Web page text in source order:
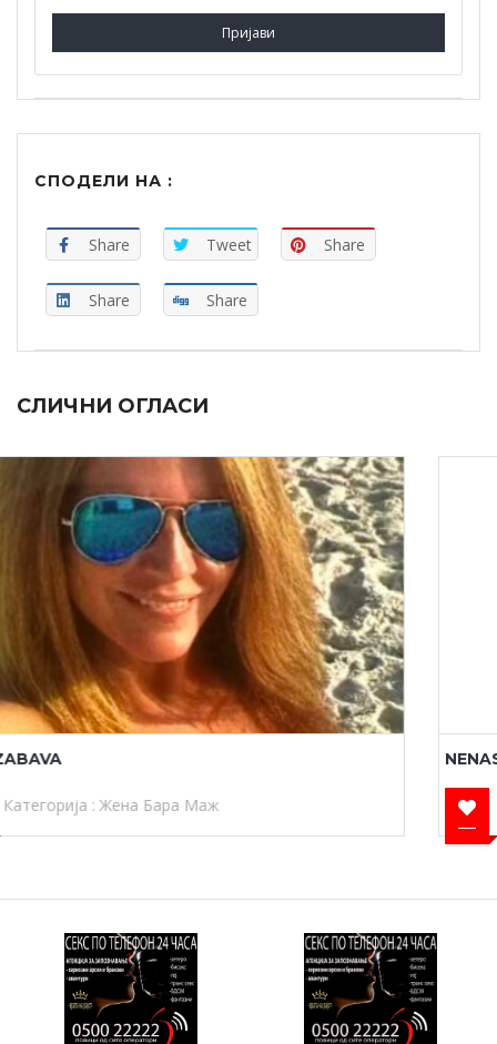
Пријави
СПОДЕЛИ НА :
Share Tweet Share
Share Share
СЛИЧНИ ОГЛАСИ
NENASITNA 33
Категорија :Жена Бара Маж